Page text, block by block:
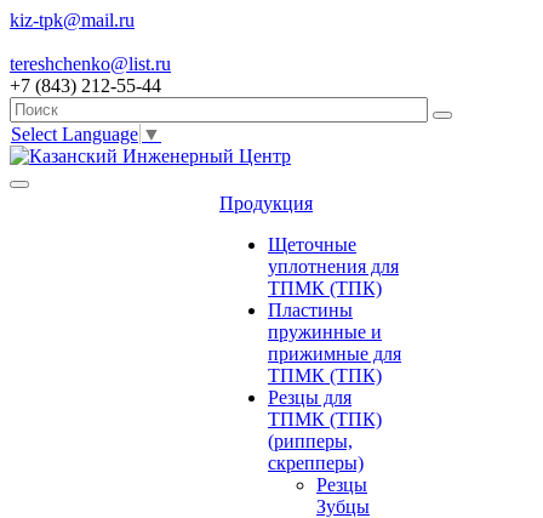
kiz-tpk@mail.ru
tereshchenko@list.ru
+7 (843) 212-55-44
Select Language ▼
Продукция
Щеточные
уплотнения для
ТПМК (ТПК)
Пластины
пружинные и
прижимные для
ТПМК (ТПК)
Резцы для
ТПМК (ТПК)
(рипперы,
скрепперы)
Резцы
Зубцы